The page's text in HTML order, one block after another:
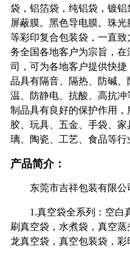
袋，铝箔袋，纯铝袋，镀铝
屏蔽膜。黑色导电膜。珠
等彩印复合包装袋，一直
务全国各地客户为宗旨，
司，可为各地客户提供快
品具有隔音、隔热、防碱
温、防静电、抗酸、高抗
制品具有良好的保护作用
胶、玩具、五金、手袋、
璃、陶瓷、工艺、食品等行
产品简介：
东莞市吉祥包装有限公
1.真空袋全系列：空白
刷真空袋，水煮袋，真空
龙真空袋，真空包装袋，彩